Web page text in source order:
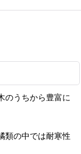
うちから豊富に
類の中では耐寒性